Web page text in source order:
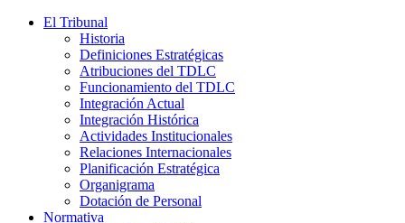
El Tribunal
Historia
Definiciones Estratégicas
Atribuciones del TDLC
Funcionamiento del TDLC
Integración Actual
Integración Histórica
Actividades Institucionales
Relaciones Internacionales
Planificación Estratégica
Organigrama
Dotación de Personal
Normativa